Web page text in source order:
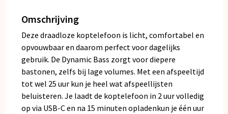
Omschrijving
Deze draadloze koptelefoon is licht, comfortabel en
opvouwbaar en daarom perfect voor dagelijks
gebruik. De Dynamic Bass zorgt voor diepere
bastonen, zelfs bij lage volumes. Met een afspeeltijd
tot wel 25 uur kun je heel wat afspeellijsten
beluisteren. Je laadt de koptelefoon in 2 uur volledig
op via USB-C en na 15 minuten opladenkun je één uur